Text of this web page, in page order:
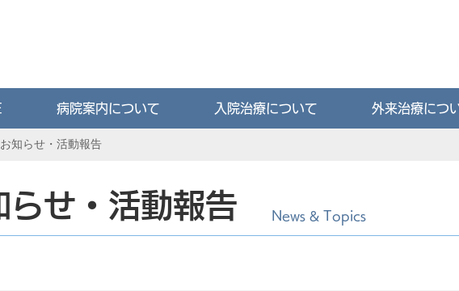
病院案内について 入院治療について 外来治療につ
お知らせ・活動報告
らせ・活動報告 News & Topics